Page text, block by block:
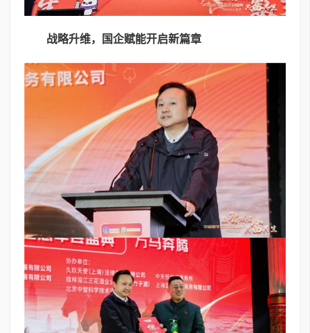
战略升维，国企赋能开启新篇章